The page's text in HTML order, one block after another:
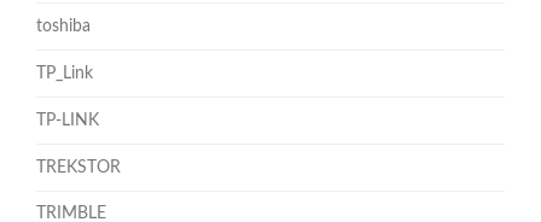
toshiba
TP_Link
TP-LINK
TREKSTOR
TRIMBLE